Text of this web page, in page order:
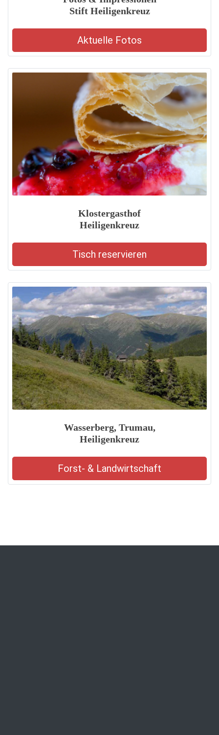
Stift Heiligenkreuz
Aktuelle Fotos
Klostergasthof
Heiligenkreuz
Tisch reservieren
Wasserberg, Trumau,
Heiligenkreuz
Forst- & Landwirtschaft